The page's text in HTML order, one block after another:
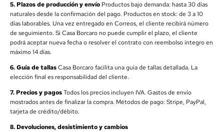
5. Plazos de producción y envío Productos bajo demanda: hasta 30 días
naturales desde la confirmación del pago. Productos en stock: de 3 a 10
días laborables. Una vez entregado en Correos, el cliente recibirá número
de seguimiento. Si Casa Borcaro no puede cumplir el plazo, el cliente
podrá aceptar nueva fecha o resolver el contrato con reembolso íntegro en
máximo 14 días.
6. Guía de tallasCasa Borcaro facilita una guía de tallas detallada. La
elección final es responsabilidad del cliente.
7. Precios y pagosTodos los precios incluyen IVA. Gastos de envío
mostrados antes de finalizar la compra. Métodos de pago: Stripe, PayPal,
tarjeta de crédito/débito.
8. Devoluciones, desistimiento y cambios